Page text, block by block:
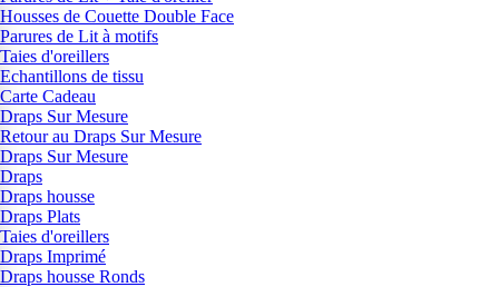
Housses de Couette Double Face
Parures de Lit à motifs
Taies d'oreillers
Echantillons de tissu
Carte Cadeau
Draps Sur Mesure
Retour au Draps Sur Mesure
Draps Sur Mesure
Draps
Draps housse
Draps Plats
Taies d'oreillers
Draps Imprimé
Draps housse Ronds